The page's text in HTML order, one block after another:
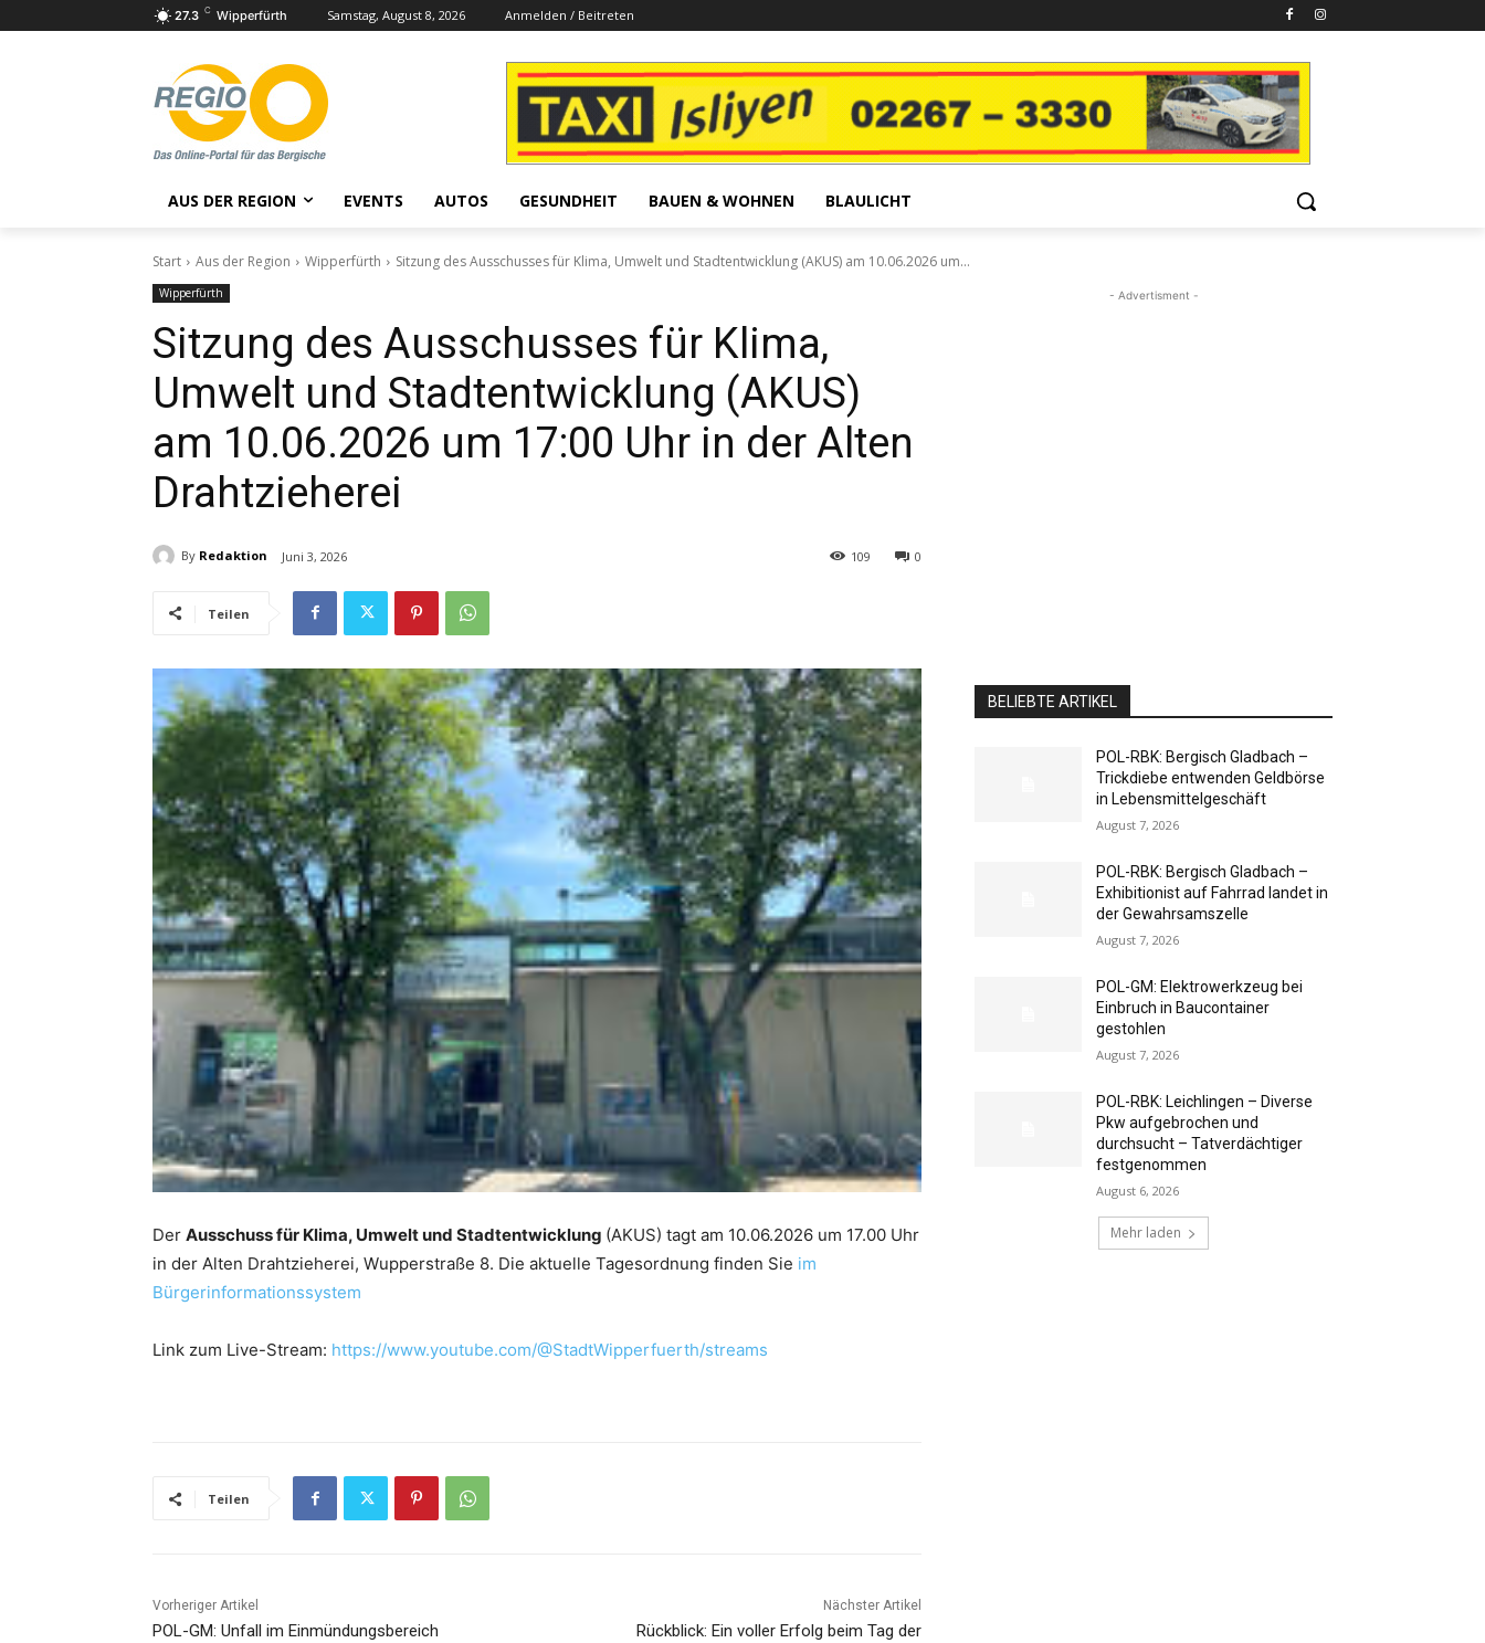
27.3 C Wipperfürth Samstag, August 8, 2026 Anmelden / Beitreten
AUS DER REGION EVENTS AUTOS GESUNDHEIT BAUEN & WOHNEN BLAULICHT
Start Aus der Region Wipperfürth Sitzung des Ausschusses für Klima, Umwelt und Stadtentwicklung (AKUS) am 10.06.2026 um...
Wipperfürth
Sitzung des Ausschusses für Klima,
Umwelt und Stadtentwicklung (AKUS)
am 10.06.2026 um 17:00 Uhr in der Alten
Drahtzieherei
By Redaktion Juni 3, 2026 0
109
Teilen
Der Ausschuss für Klima, Umwelt und Stadtentwicklung (AKUS) tagt am 10.06.2026 um 17.00 Uhr
in der Alten Drahtzieherei, Wupperstraße 8. Die aktuelle Tagesordnung finden Sie im
Bürgerinformationssystem
Link zum Live-Stream: https://www.youtube.com/@StadtWipperfuerth/streams
Teilen
Vorheriger Artikel
POL-GM: Unfall im Einmündungsbereich
Nächster Artikel
Rückblick: Ein voller Erfolg beim Tag der
- Advertisment -
BELIEBTE ARTIKEL
POL-RBK: Bergisch Gladbach –
Trickdiebe entwenden Geldbörse
in Lebensmittelgeschäft
August 7, 2026
POL-RBK: Bergisch Gladbach –
Exhibitionist auf Fahrrad landet in
der Gewahrsamszelle
August 7, 2026
POL-GM: Elektrowerkzeug bei
Einbruch in Baucontainer
gestohlen
August 7, 2026
POL-RBK: Leichlingen – Diverse
Pkw aufgebrochen und
durchsucht – Tatverdächtiger
festgenommen
August 6, 2026
Mehr laden